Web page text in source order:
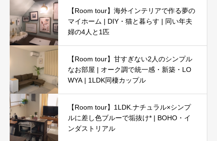
【Room tour】海外インテリアで作る夢の
マイホーム | DIY・猫と暮らす | 同い年夫
婦の4人と1匹
【Room tour】甘すぎない2人のシンプル
なお部屋 | オーク調で統一感・新築・LO
WYA | 1LDK同棲カップル
【Room tour】1LDK.ナチュラル×シンプ
ルに差し色ブルーで垢抜け* | BOHO・イ
ンダストリアル